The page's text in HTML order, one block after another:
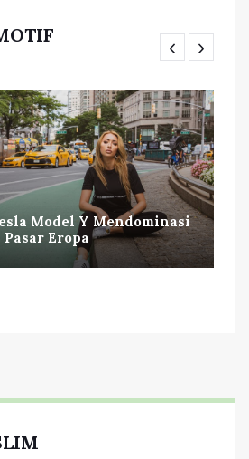
Model Y Mendominasi
Pasar Eropa